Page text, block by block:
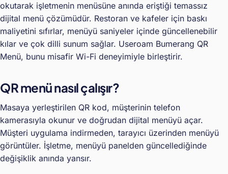
okutarak işletmenin menüsüne anında eriştiği temassız
dijital menü çözümüdür. Restoran ve kafeler için baskı
maliyetini sıfırlar, menüyü saniyeler içinde güncellenebilir
kılar ve çok dilli sunum sağlar. Useroam Bumerang QR
Menü, bunu misafir Wi-Fi deneyimiyle birleştirir.
QR menü nasıl çalışır?
Masaya yerleştirilen QR kod, müşterinin telefon
kamerasıyla okunur ve doğrudan dijital menüyü açar.
Müşteri uygulama indirmeden, tarayıcı üzerinden menüyü
görüntüler. İşletme, menüyü panelden güncellediğinde
değişiklik anında yansır.